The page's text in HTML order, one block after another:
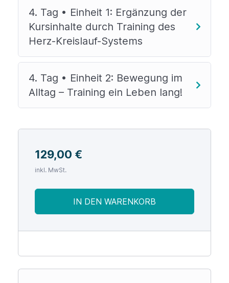
4. Tag • Einheit 1: Ergänzung der
Kursinhalte durch Training des
Herz-Kreislauf-Systems
4. Tag • Einheit 2: Bewegung im
Alltag – Training ein Leben lang!
129,00 €
inkl. MwSt.
IN DEN WARENKORB